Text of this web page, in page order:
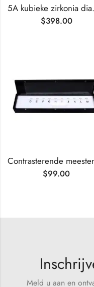
5A
$398.00
$99.00
Meld u aan en